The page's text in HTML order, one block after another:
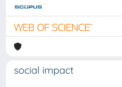
social impact